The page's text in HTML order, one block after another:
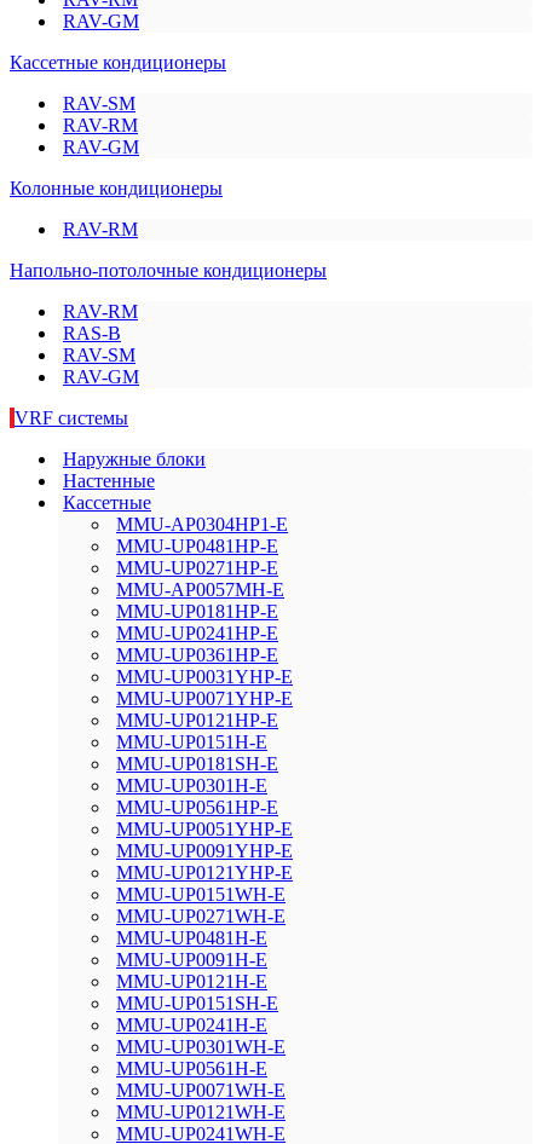
RAV-GM
Кассетные кондиционеры
RAV-SM
RAV-RM
RAV-GM
Колонные кондиционеры
RAV-RM
Напольно-потолочные кондиционеры
RAV-RM
RAS-B
RAV-SM
RAV-GM
VRF системы
Наружные блоки
Настенные
Кассетные
MMU-AP0304HP1-E
MMU-UP0481HP-E
MMU-UP0271HP-E
MMU-AP0057MH-E
MMU-UP0181HP-E
MMU-UP0241HP-E
MMU-UP0361HP-E
MMU-UP0031YHP-E
MMU-UP0071YHP-E
MMU-UP0121HP-E
MMU-UP0151H-E
MMU-UP0181SH-E
MMU-UP0301H-E
MMU-UP0561HP-E
MMU-UP0051YHP-E
MMU-UP0091YHP-E
MMU-UP0121YHP-E
MMU-UP0151WH-E
MMU-UP0271WH-E
MMU-UP0481H-E
MMU-UP0091H-E
MMU-UP0121H-E
MMU-UP0151SH-E
MMU-UP0241H-E
MMU-UP0301WH-E
MMU-UP0561H-E
MMU-UP0071WH-E
MMU-UP0121WH-E
MMU-UP0241WH-E